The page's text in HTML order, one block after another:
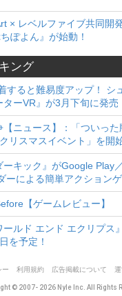
× レベルファイブ共同開
ぽよん』が始動！
ング
すると難易度アップ！ シ
ターVR』が3月下旬に発売
【ニュース】：「ついった
リスマスイベント」を開
ーキック』がGoogle Play
ーによる簡単アクション
【ゲームレビュー】
ールド エンド エクリプス
を予定！
ー 利用規約 広告掲載について
© 2007- 2026 Nyle Inc. All Rights